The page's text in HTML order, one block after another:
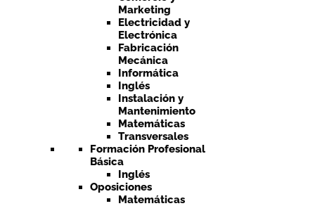
Marketing
Electricidad y
Electrónica
Fabricación
Mecánica
Informática
Inglés
Instalación y
Mantenimiento
Matemáticas
Transversales
Formación Profesional
Básica
Inglés
Oposiciones
Matemáticas